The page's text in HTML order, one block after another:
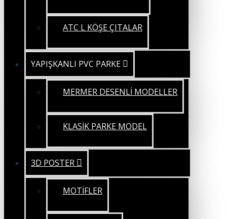
ATC L KÖŞE ÇITALAR
YAPIŞKANLI PVC PARKE
MERMER DESENLİ MODELLER
KLASİK PARKE MODEL
3D POSTER
MOTİFLER